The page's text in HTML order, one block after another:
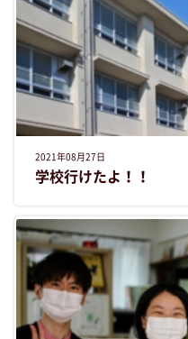
2021年08月27日
学校行けたよ！！